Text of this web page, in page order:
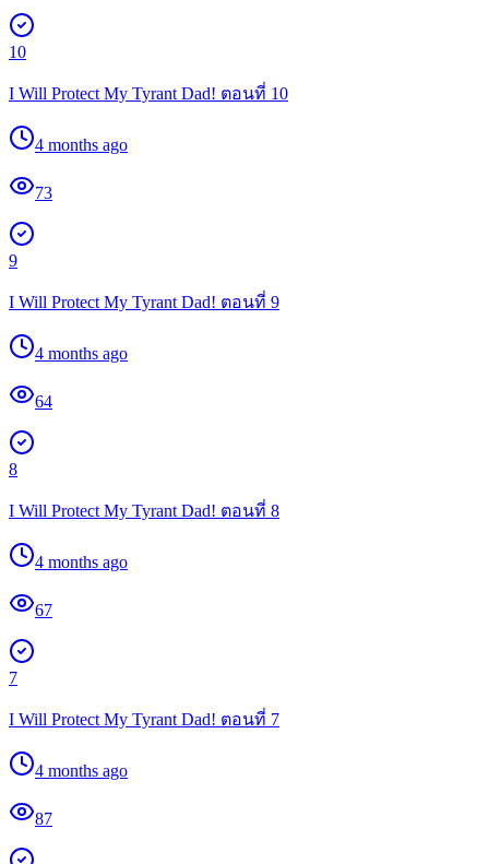
10
I Will Protect My Tyrant Dad! ตอนที่ 10
4 months ago
73
9
I Will Protect My Tyrant Dad! ตอนที่ 9
4 months ago
64
8
I Will Protect My Tyrant Dad! ตอนที่ 8
4 months ago
67
7
I Will Protect My Tyrant Dad! ตอนที่ 7
4 months ago
87